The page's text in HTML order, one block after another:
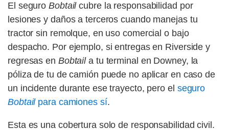
El seguro Bobtailcubre la responsabilidad por
lesiones y daños a terceros cuando manejas tu
tractor sin remolque, en uso comercial o bajo
despacho. Por ejemplo, si entregas en Riverside y
regresas en Bobtaila tu terminal en Downey, la
póliza de tu de camión puede no aplicar en caso de
un incidente durante ese trayecto, pero el seguro
Bobtail para camiones sí.
Esta es una cobertura solo de responsabilidad civil.